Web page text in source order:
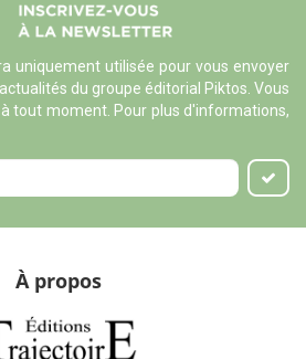
uniquement utilisée pour vous envoyer
du groupe éditorial Piktos. Vous
tout moment. Pour plus d'informations,
À propos